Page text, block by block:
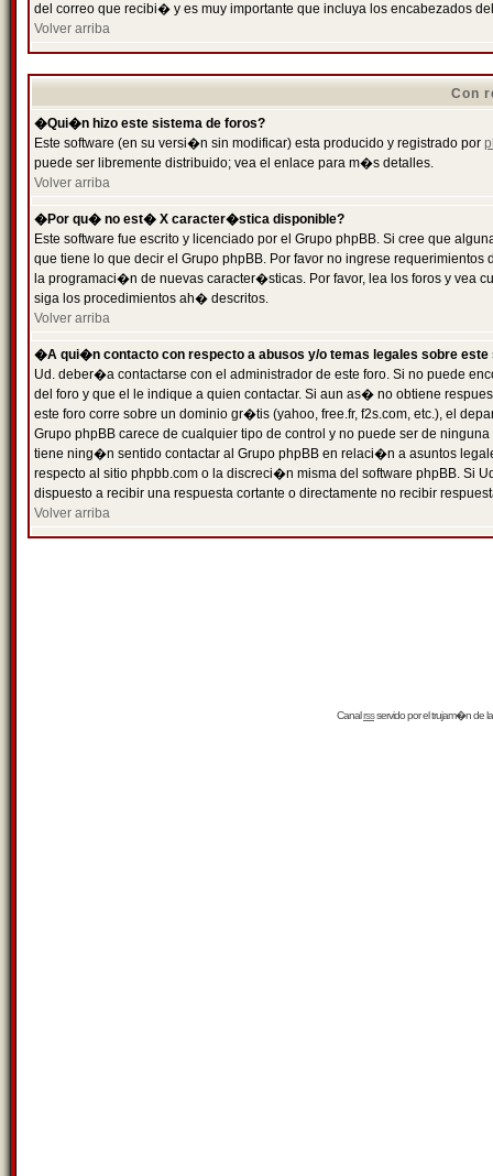
del correo que recibi� y es muy importante que incluya los encabezados
Volver arriba
Con
�Qui�n hizo este sistema de foros?
Este software (en su versi�n sin modificar) esta producido y registrado por
puede ser libremente distribuido; vea el enlace para m�s detalles.
Volver arriba
�Por qu� no est� X caracter�stica disponible?
Este software fue escrito y licenciado por el Grupo phpBB. Si cree que
que tiene lo que decir el Grupo phpBB. Por favor no ingrese
la programaci�n de nuevas caracter�sticas. Por favor, lea los foros y vea
siga los procedimientos ah� descritos.
Volver arriba
�A qui�n contacto con respecto a abusos y/o temas legales sobre este
Ud. deber�a contactarse con el administrador de este foro. Si no puede
del foro y que el le indique a quien contactar. Si aun as� no obtiene
este foro corre sobre un dominio gr�tis (yahoo, free.fr, f2s.com, etc.), el
Grupo phpBB carece de cualquier tipo de control y no puede ser de
tiene ning�n sentido contactar al Grupo phpBB en relaci�n a asuntos
respecto al sitio phpbb.com o la discreci�n misma del software phpBB. Si
dispuesto a recibir una respuesta cortante o directamente no recibir
Volver arriba
Canalrssservido por eltrujam�nde